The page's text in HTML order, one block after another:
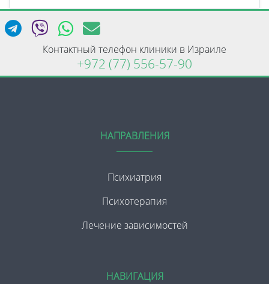
Контактный телефон клиники в Израиле
+972 (77) 556-57-90
НАПРАВЛЕНИЯ
Психиатрия
Психотерапия
Лечение зависимостей
НАВИГАЦИЯ